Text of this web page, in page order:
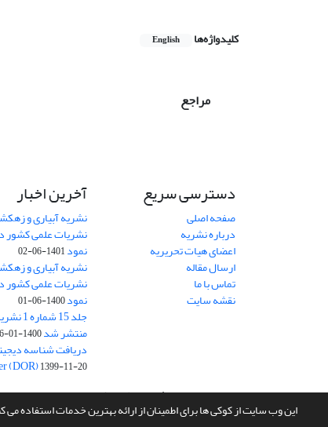
این وب سایت از کوکی ها برای اطمینان از ارائه بهترین خدمات استفاده می
کلیدواژه‌ها English
مراجع
دسترسی سریع
صفحه اصلی
درباره نشریه
اعضای هیات تحریریه
ارسال مقاله
تماس با ما
نقشه سایت
آخرین اخبار
نشریه آبیاری و
نمود1401-06-02
نشریه آبیاری و
نمود1400-06-01
جلد
منتشر شد1400-01-26
(DOR)1399-11-20
سامانه مدیریت نشریات علمی.طراحی و پیاده سازی از